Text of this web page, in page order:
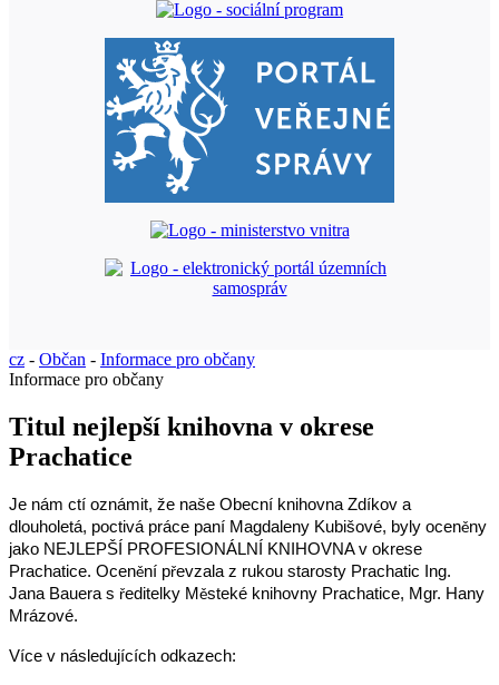
cz - Občan - Informace pro občany
Informace pro občany
Titul nejlepší knihovna v okrese
Prachatice
Je nám ctí oznámit, že naše Obecní knihovna Zdíkov a
dlouholetá, poctivá práce paní Magdaleny Kubišové, byly oceněny
jako NEJLEPŠÍ PROFESIONÁLNÍ KNIHOVNA v okrese
Prachatice. Ocenění převzala z rukou starosty Prachatic Ing.
Jana Bauera s ředitelky Městeké knihovny Prachatice, Mgr. Hany
Mrázové.
Více v následujících odkazech: